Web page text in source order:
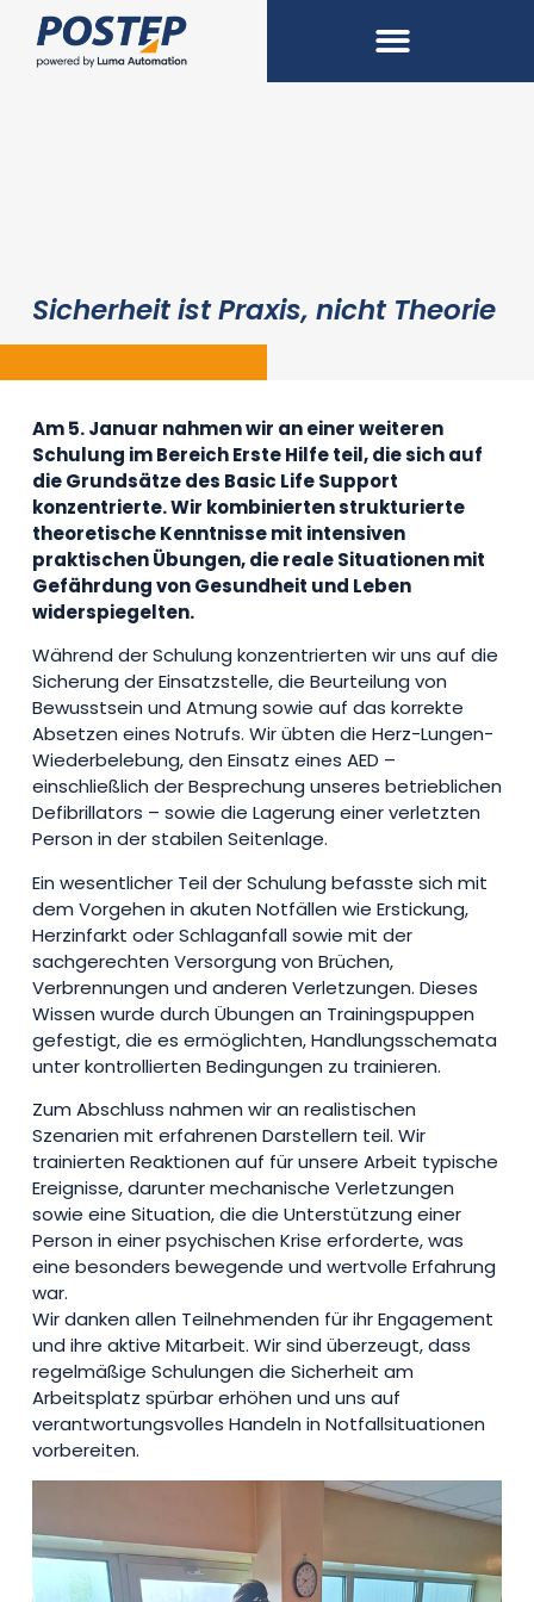
Sicherheit ist Praxis, nicht Theorie
Am 5. Januar nahmen wir an einer weiteren
Schulung im Bereich Erste Hilfe teil, die sich auf
die Grundsätze des Basic Life Support
konzentrierte. Wir kombinierten strukturierte
theoretische Kenntnisse mit intensiven
praktischen Übungen, die reale Situationen mit
Gefährdung von Gesundheit und Leben
widerspiegelten.
Während der Schulung konzentrierten wir uns auf die
Sicherung der Einsatzstelle, die Beurteilung von
Bewusstsein und Atmung sowie auf das korrekte
Absetzen eines Notrufs. Wir übten die Herz-Lungen-
Wiederbelebung, den Einsatz eines AED –
einschließlich der Besprechung unseres betrieblichen
Defibrillators – sowie die Lagerung einer verletzten
Person in der stabilen Seitenlage.
Ein wesentlicher Teil der Schulung befasste sich mit
dem Vorgehen in akuten Notfällen wie Erstickung,
Herzinfarkt oder Schlaganfall sowie mit der
sachgerechten Versorgung von Brüchen,
Verbrennungen und anderen Verletzungen. Dieses
Wissen wurde durch Übungen an Trainingspuppen
gefestigt, die es ermöglichten, Handlungsschemata
unter kontrollierten Bedingungen zu trainieren.
Zum Abschluss nahmen wir an realistischen
Szenarien mit erfahrenen Darstellern teil. Wir
trainierten Reaktionen auf für unsere Arbeit typische
Ereignisse, darunter mechanische Verletzungen
sowie eine Situation, die die Unterstützung einer
Person in einer psychischen Krise erforderte, was
eine besonders bewegende und wertvolle Erfahrung
war.
Wir danken allen Teilnehmenden für ihr Engagement
und ihre aktive Mitarbeit. Wir sind überzeugt, dass
regelmäßige Schulungen die Sicherheit am
Arbeitsplatz spürbar erhöhen und uns auf
verantwortungsvolles Handeln in Notfallsituationen
vorbereiten.